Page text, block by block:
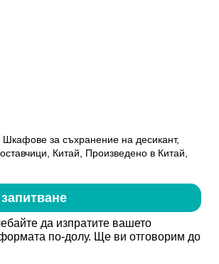
за съхранение на десикант,
Китай, Произведено в Китай,
да изпратите вашето
по-долу. Ще ви отговорим до